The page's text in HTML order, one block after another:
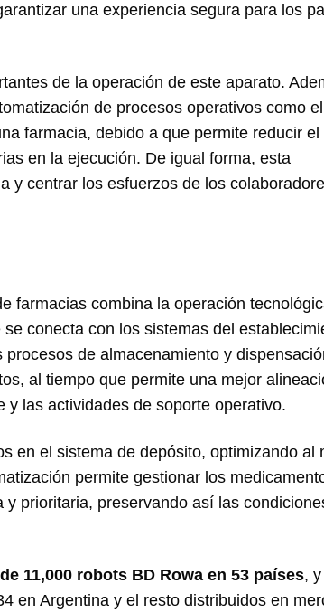
una experiencia segura para los
de la operación de este aparato.
de procesos operativos como el
farmacia, debido a que permite reducir el
en la ejecución. De igual forma, esta
y centrar los esfuerzos de los
farmacias combina la operación
conecta con los sistemas del
de almacenamiento y
al tiempo que permite una mejor
las actividades de soporte operativo.
en el sistema de depósito, optimizando al
permite gestionar los
prioritaria, preservando así las
11,000 robots BD Rowa en 53 países,
en Argentina y el resto distribuidos en